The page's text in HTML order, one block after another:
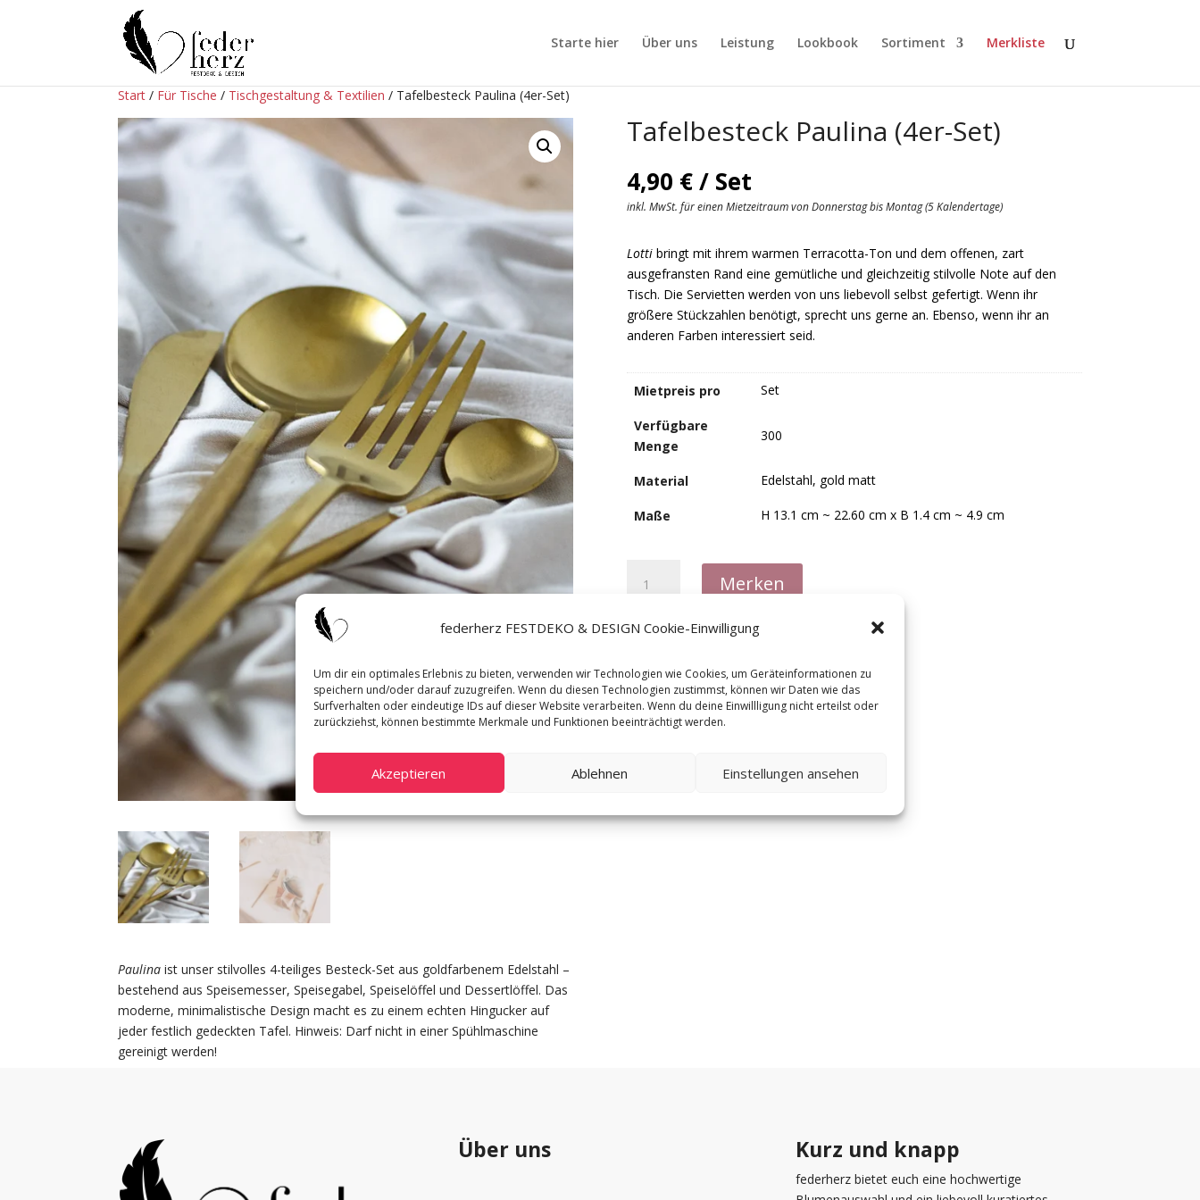
federherz FESTDEKO & DESIGN Cookie-Einwilligung
Um dir ein optimales Erlebnis zu bieten, verwenden wir Technologien wie Cookies, um Geräteinformationen zu
speichern und/oder darauf zuzugreifen. Wenn du diesen Technologien zustimmst, können wir Daten wie das
Surfverhalten oder eindeutige IDs auf dieser Website verarbeiten. Wenn du deine Einwillligung nicht erteilst oder
zurückziehst, können bestimmte Merkmale und Funktionen beeinträchtigt werden.
Akzeptieren Ablehnen Einstellungen ansehen
Starte hier Über uns Leistung Lookbook Sortiment Merkliste
Start / Für Tische / Tischgestaltung & Textilien / Tafelbesteck Paulina (4er-Set)
Paulina ist unser stilvolles 4-teiliges Besteck-Set aus goldfarbenem Edelstahl –
bestehend aus Speisemesser, Speisegabel, Speiselöffel und Dessertlöffel. Das
moderne, minimalistische Design macht es zu einem echten Hingucker auf
jeder festlich gedeckten Tafel. Hinweis: Darf nicht in einer Spühlmaschine
gereinigt werden!
Tafelbesteck Paulina (4er-Set)
4,90 €/ Set
inkl. MwSt. für einen Mietzeitraum von Donnerstag bis Montag (5 Kalendertage)
Lottibringt mit ihrem warmen Terracotta-Ton und dem offenen, zart
ausgefransten Rand eine gemütliche und gleichzeitig stilvolle Note auf den
Tisch. Die Servietten werden von uns liebevoll selbst gefertigt. Wenn ihr
größere Stückzahlen benötigt, sprecht uns gerne an. Ebenso, wenn ihr an
anderen Farben interessiert seid.
Mietpreis pro Set
Verfügbare
Menge
300
Material Edelstahl, gold matt
Maße H 13.1 cm ~ 22.60 cm x B 1.4 cm ~ 4.9 cm
Paulina
Set)
Merken
Über uns Kurz und knapp
federherz bietet euch eine hochwertige